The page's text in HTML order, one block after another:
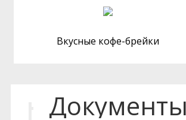
Вкусные кофе-брейки